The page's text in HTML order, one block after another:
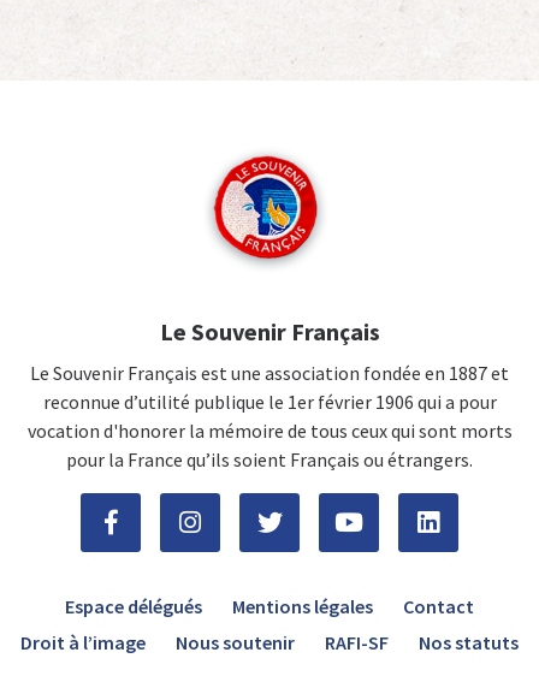
Le Souvenir Français
Le Souvenir Français est une association fondée en 1887 et
reconnue d’utilité publique le 1er février 1906 qui a pour
vocation d'honorer la mémoire de tous ceux qui sont morts
pour la France qu’ils soient Français ou étrangers.
Espace délégués Mentions légales
Contact
Droit à l’image
Nous soutenir RAFI-SF Nos statuts